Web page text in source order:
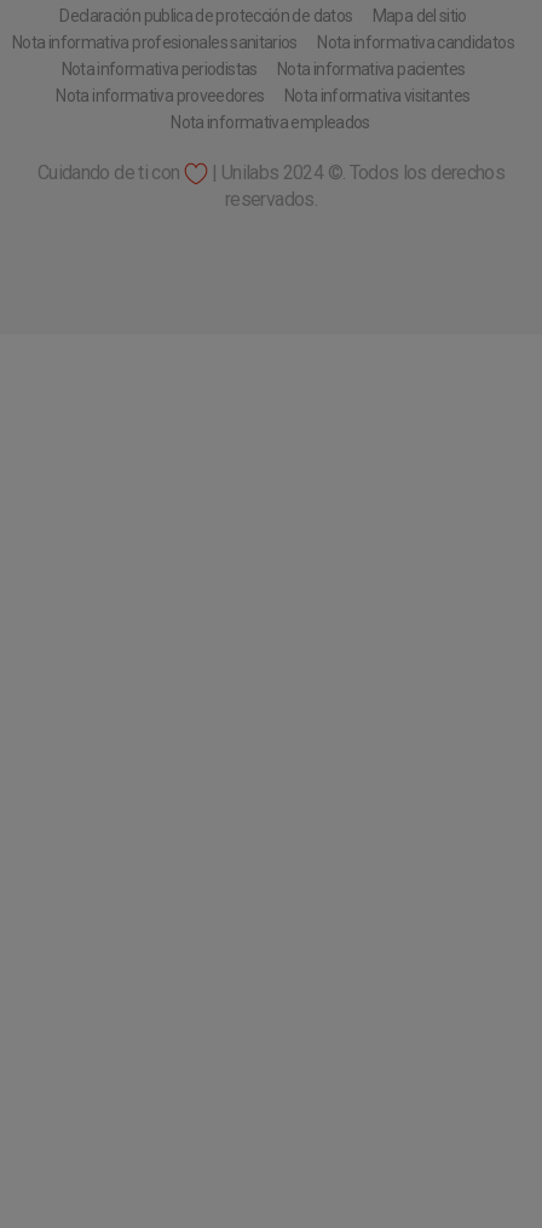
Declaración publica de protección de datos
Mapa del sitio
Nota informativa profesionales sanitarios
Nota informativa candidatos
Nota informativa periodistas
Nota informativa pacientes
Nota informativa proveedores
Nota informativa visitantes
Nota informativa empleados
Cuidando de ti con
| Unilabs 2024 ©. Todos los derechos
reservados.